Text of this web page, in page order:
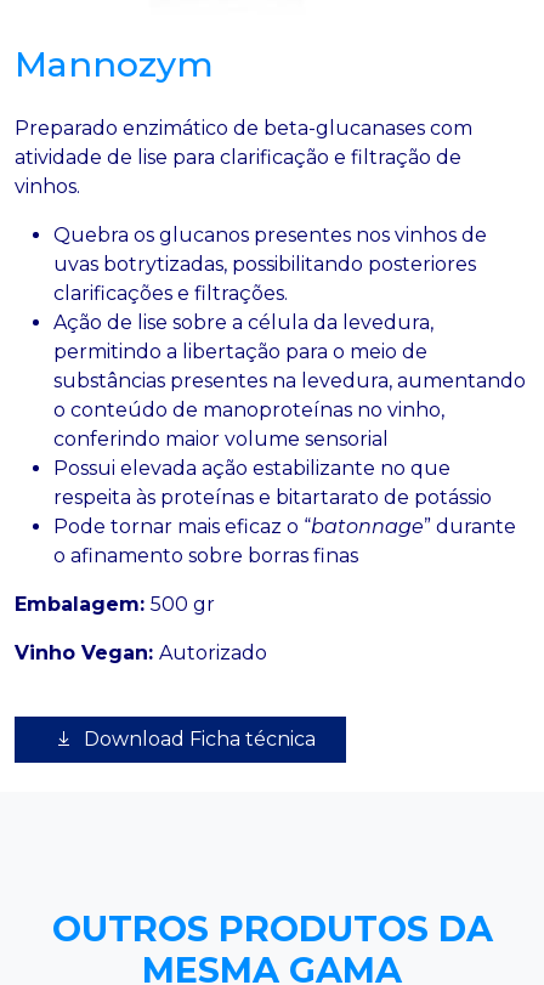
Mannozym
Preparado enzimático de beta-glucanases com
atividade de lise para clarificação e filtração de
vinhos.
Quebra os glucanos presentes nos vinhos de
uvas botrytizadas, possibilitando posteriores
clarificações e filtrações.
Ação de lise sobre a célula da levedura,
permitindo a libertação para o meio de
substâncias presentes na levedura, aumentando
o conteúdo de manoproteínas no vinho,
conferindo maior volume sensorial
Possui elevada ação estabilizante no que
respeita às proteínas e bitartarato de potássio
Pode tornar mais eficaz o “batonnage” durante
o afinamento sobre borras finas
Embalagem: 500 gr
Vinho Vegan: Autorizado
Download Ficha técnica
OUTROS PRODUTOS DA
MESMA GAMA